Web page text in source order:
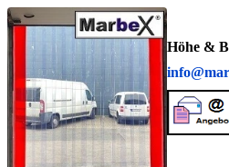
Höhe &